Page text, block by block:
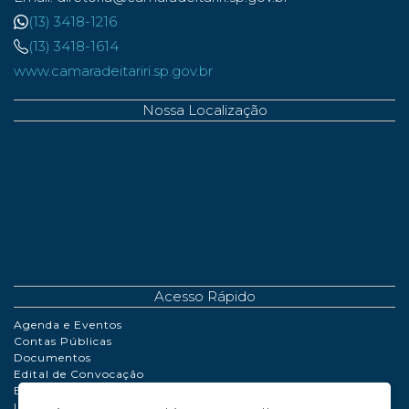
(13) 3418-1216
(13) 3418-1614
www.camaradeitariri.sp.gov.br
Nossa Localização
Acesso Rápido
Agenda e Eventos
Contas Públicas
Documentos
Edital de Convocação
Extrato de Contrato